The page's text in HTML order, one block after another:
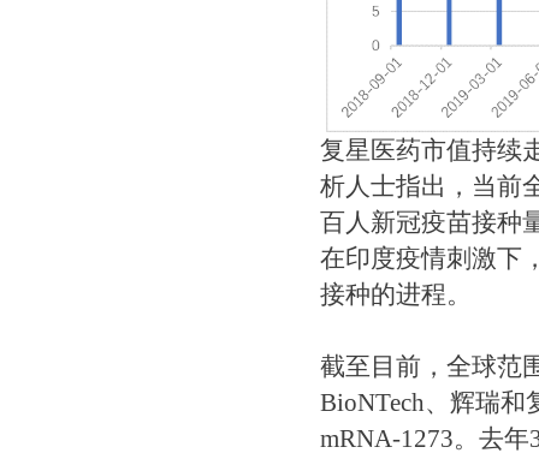
复星医药市值持续
析人士指出，当前
百人新冠疫苗接种
在印度疫情刺激下
接种的进程。
截至目前，全球范
BioNTech、辉瑞和
mRNA-1273。去